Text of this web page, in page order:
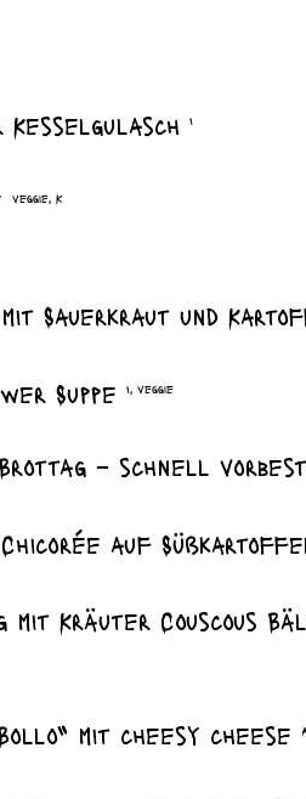
Kesselgulasch I
veggie, K
Sauerkraut und
Suppe
I, veggie
Brottag – schnell
auf
mit Kräuter Couscous
mit cheesy cheese